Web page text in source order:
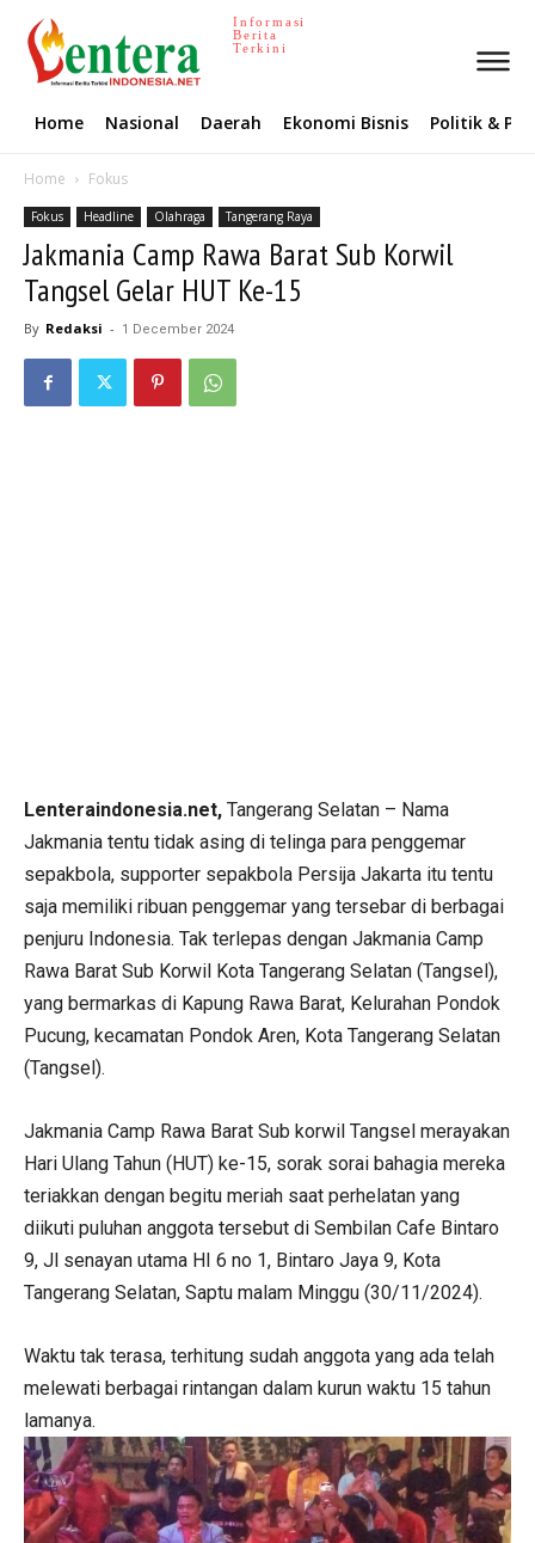
Informasi
Berita
Terkini
Home Nasional Daerah Ekonomi Bisnis Politik &
Home Fokus
Fokus Headline Olahraga Tangerang Raya
Jakmania Camp Rawa Barat Sub Korwil
Tangsel Gelar HUT Ke-15
By Redaksi - 1 December 2024
Lenteraindonesia.net, Tangerang Selatan – Nama
Jakmania tentu tidak asing di telinga para penggemar
sepakbola, supporter sepakbola Persija Jakarta itu tentu
saja memiliki ribuan penggemar yang tersebar di berbagai
penjuru Indonesia. Tak terlepas dengan Jakmania Camp
Rawa Barat Sub Korwil Kota Tangerang Selatan (Tangsel),
yang bermarkas di Kapung Rawa Barat, Kelurahan Pondok
Pucung, kecamatan Pondok Aren, Kota Tangerang Selatan
(Tangsel).
Jakmania Camp Rawa Barat Sub korwil Tangsel merayakan
Hari Ulang Tahun (HUT) ke-15, sorak sorai bahagia mereka
teriakkan dengan begitu meriah saat perhelatan yang
diikuti puluhan anggota tersebut di Sembilan Cafe Bintaro
9, Jl senayan utama HI 6 no 1, Bintaro Jaya 9, Kota
Tangerang Selatan, Saptu malam Minggu (30/11/2024).
Waktu tak terasa, terhitung sudah anggota yang ada telah
melewati berbagai rintangan dalam kurun waktu 15 tahun
lamanya.